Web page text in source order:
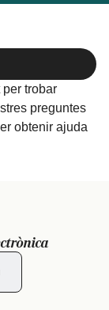
trobar
preguntes
obtenir ajuda